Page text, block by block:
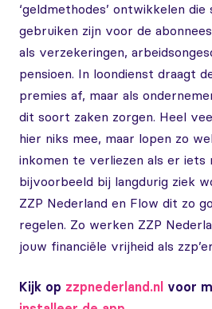
‘geldmethodes’ ontwikkelen
gebruiken zijn voor de
als verzekeringen,
pensioen. In loondienst draagt
premies af, maar als
dit soort zaken zorgen. Heel
hier niks mee, maar lopen zo
inkomen te verliezen als er iets
bijvoorbeeld bij langdurig ziek
ZZP Nederland en Flow dit zo
regelen. Zo werken ZZP
jouw financiële vrijheid als
Kijk op zzpnederland.nl voor